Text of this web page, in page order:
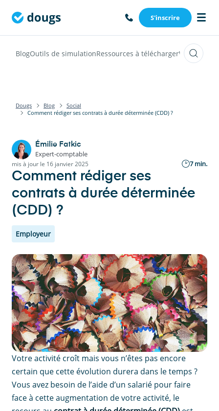
S'inscrire
BlogOutils de simulationRessources à téléchargerWebinars
Dougs Blog
Social
Comment rédiger ses contrats à durée déterminée (CDD) ?
Émilie Fatkic
Expert-comptable
mis à jour le 16 janvier 2025 7 min.
Comment rédiger ses
contrats à durée déterminée
(CDD) ?
Employeur
Votre activité croît mais vous n’êtes pas encore
certain que cette évolution durera dans le temps ?
Vous avez besoin de l’aide d’un salarié pour faire
face à cette augmentation de votre activité, le